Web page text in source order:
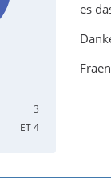
3
ET 4
es